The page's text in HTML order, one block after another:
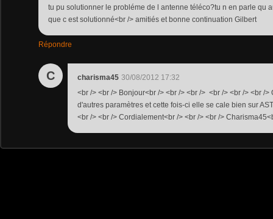
tu pu solutionner le probléme de l antenne téléco?tu n en parle qu
que c est solutionné<br /> amitiés et bonne continuation Gilbert
Répondre
C charisma45 30/08/2012 17:32
<br /> <br /> Bonjour<br /> <br /> <br /> <br /> <br /> <br /
d'autres paramètres et cette fois-ci elle se cale bien sur
<br /> <br /> Cordialement<br /> <br /> <br />